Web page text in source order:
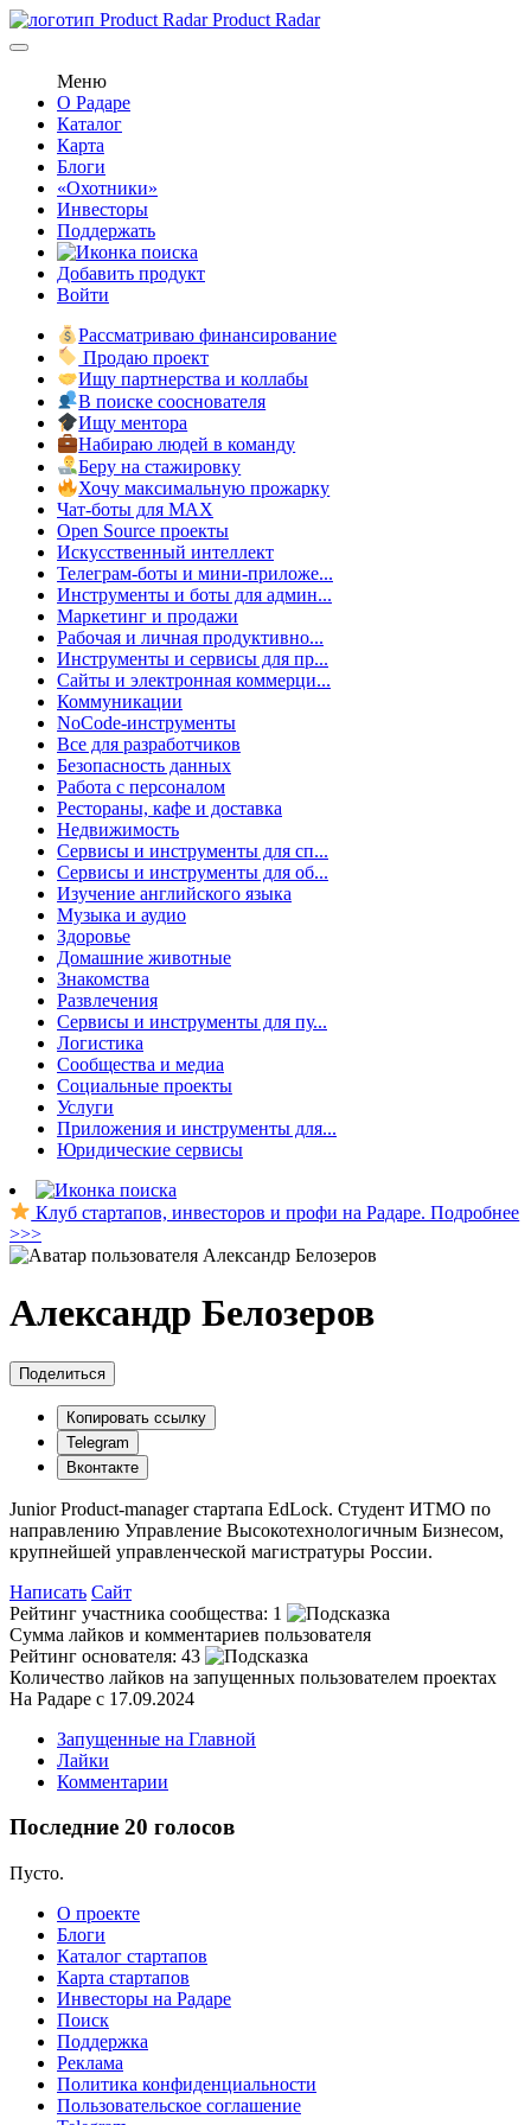
Product Radar
Меню
О Радаре
Каталог
Карта
Блоги
«Охотники»
Инвесторы
Поддержать
Добавить продукт
Войти
Рассматриваю финансирование
Продаю проект
Ищу партнерства и коллабы
В поиске сооснователя
Ищу ментора
Набираю людей в команду
Беру на стажировку
Хочу максимальную прожарку
Чат-боты для MAX
Open Source проекты
Искусственный интеллект
Телеграм-боты и мини-приложе...
Инструменты и боты для админ...
Маркетинг и продажи
Рабочая и личная продуктивно...
Инструменты и сервисы для пр...
Сайты и электронная коммерци...
Коммуникации
NoCode-инструменты
Все для разработчиков
Безопасность данных
Работа с персоналом
Рестораны, кафе и доставка
Недвижимость
Сервисы и инструменты для сп...
Сервисы и инструменты для об...
Изучение английского языка
Музыка и аудио
Здоровье
Домашние животные
Знакомства
Развлечения
Сервисы и инструменты для пу...
Логистика
Сообщества и медиа
Социальные проекты
Услуги
Приложения и инструменты для...
Юридические сервисы
Клуб стартапов, инвесторов и профи на Радаре. Подробнее
>>>
Александр Белозеров
Поделиться
Копировать ссылку
Telegram
Вконтакте
Junior Product-manager стартапа EdLock. Студент ИТМО по
направлению Управление Высокотехнологичным Бизнесом,
крупнейшей управленческой магистратуры России.
Написать Сайт
Рейтинг участника сообщества: 1
Сумма лайков и комментариев пользователя
Рейтинг основателя: 43
Количество лайков на запущенных пользователем проектах
На Радаре с 17.09.2024
Запущенные на Главной
Лайки
Комментарии
Последние 20 голосов
Пусто.
О проекте
Блоги
Каталог стартапов
Карта стартапов
Инвесторы на Радаре
Поиск
Поддержка
Реклама
Политика конфиденциальности
Пользовательское соглашение